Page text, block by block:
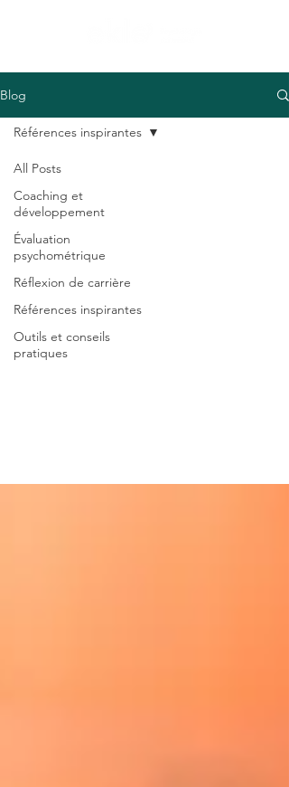
Blog
All Posts
Coaching et
développement
Évaluation
psychométrique
Réflexion de carrière
Références inspirantes
Outils et conseils
pratiques
Références inspirantes